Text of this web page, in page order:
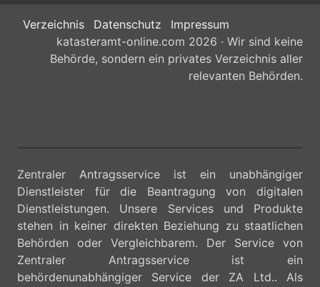
Verzeichnis Datenschutz
Impressum
katasteramt-online.com 2026 · Wir sind keine
Behörde, sondern ein privates Verzeichnis aller
relevanten Behörden.
Zentraler Antragsservice ist ein unabhängiger
Dienstleister für die Beantragung von digitalen
Dienstleistungen. Unsere Services und Produkte
stehen in keiner direkten Beziehung zu staatlichen
Behörden oder Vergleichbarem. Der Service von
Zentraler Antragsservice ist ein
behördenunabhängiger Service der ZA Ltd.. Als